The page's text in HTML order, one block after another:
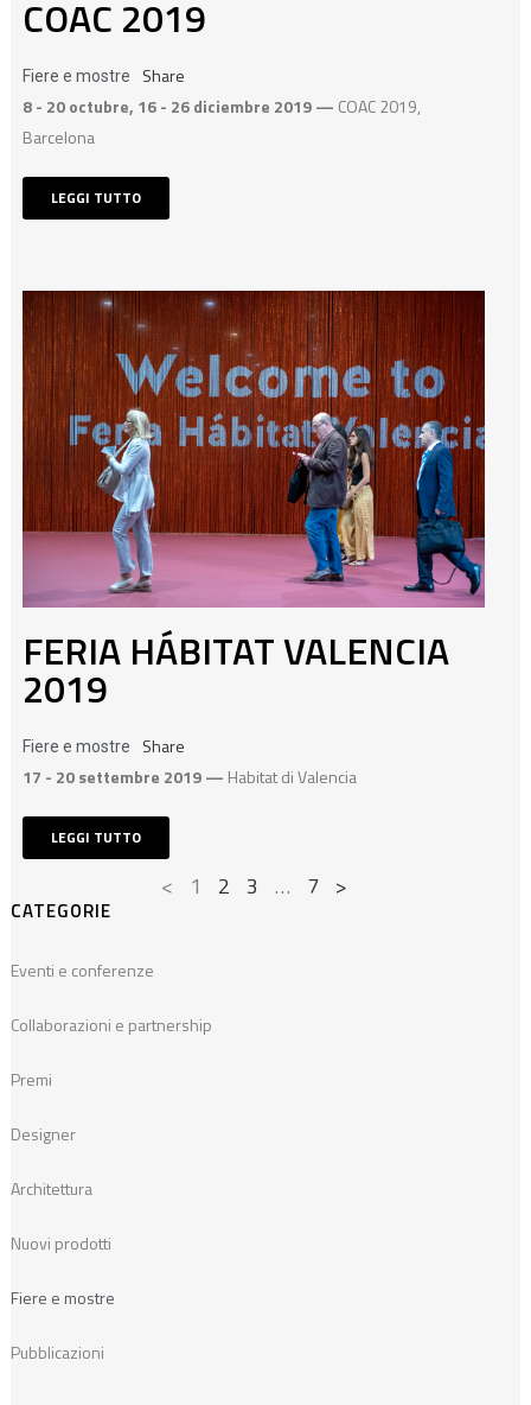
COAC 2019
Fiere e mostre
Share
8 - 20 octubre, 16 - 26 diciembre 2019 — COAC 2019,
Barcelona
LEGGI TUTTO
FERIA HÁBITAT VALENCIA
2019
Fiere e mostre
Share
17 - 20 settembre 2019 — Habitat di Valencia
LEGGI TUTTO
< 1 2 3 … 7 >
CATEGORIE
Eventi e conferenze
Collaborazioni e partnership
Premi
Designer
Architettura
Nuovi prodotti
Fiere e mostre
Pubblicazioni